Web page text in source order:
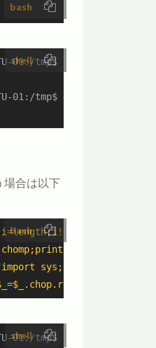
bash
shell 01:/tmp$ echo "a bc def
01:/tmp$ echo "a bc
場合は以下
bash
)x=x
scalar reverse'
sys;print
shell 01:/tmp$ echo "a